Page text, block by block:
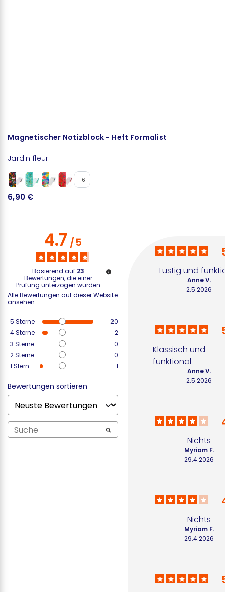
Magnetischer Notizblock - Heft Formalist
Jardin fleuri
+6
6,90 €
4.7/5
Basierend auf 23
Bewertungen, die einer
Prüfung unterzogen wurden
Alle Bewertungen auf dieser Website
ansehen
5 Sterne
20
4Sterne
2
3 Sterne
0
2Sterne
0
1 Stern 1
Bewertungen sortieren
Lustig und
2.5.2026
Anne V.
Klassisch und
funktional
2.5.2026
Anne V.
Nichts
29.4.2026
Myriam F.
Nichts
29.4.2026
Myriam F.